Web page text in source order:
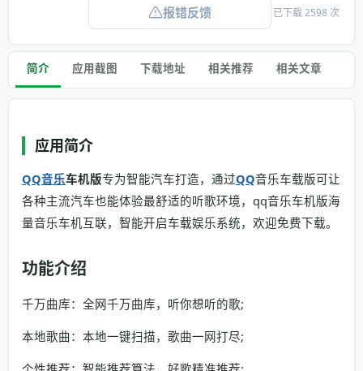
报错反馈 已下载 2598 次
简介 应用截图 下载地址 相关推荐 相关文章
应用简介
QQ音乐车机版专为智能汽车打造，通过QQ音乐车载版可让
各种主流汽车也能体验最舒适的听歌环境，qq音乐车机版海
量音乐车机互联，智能开启车载娱乐系统，欢迎免费下载。
功能介绍
千万曲库：全网千万曲库，听你想听的歌;
本地歌曲：本地一键扫描，歌曲一网打尽;